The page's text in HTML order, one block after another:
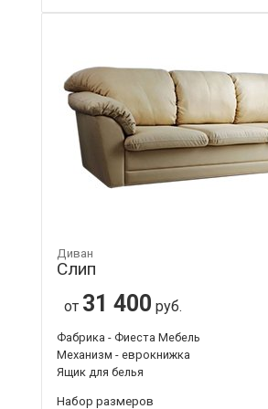
Диван
Слип
от 31 400 руб.
Фабрика - Фиеста Мебель
Механизм - еврокнижка
Ящик для белья
Набор размеров